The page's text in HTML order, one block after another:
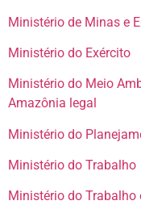
Ministério de Minas e
Ministério do Exército
Ministério do Meio
Amazônia legal
Ministério do
Ministério do Trabalho
Ministério do Trabalho